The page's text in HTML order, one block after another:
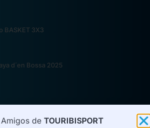
BASKET 3X3
d´en Bossa 2025
de TOURIBISPORT